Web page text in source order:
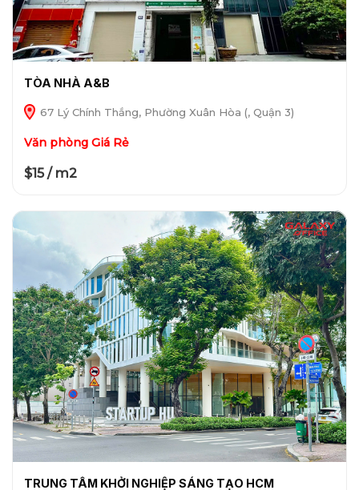
TÒA NHÀ A&B
67 Lý Chính Thắng, Phường Xuân Hòa (, Quận 3)
Văn phòng Giá Rẻ
$15 / m2
TRUNG TÂM KHỞI NGHIỆP SÁNG TẠO HCM